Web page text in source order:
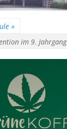
»
im 9. Jahrgang